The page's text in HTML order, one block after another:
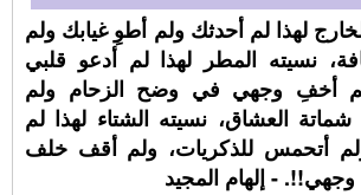
لهذا لم أحدثك ولم أطوِ غيابك ولم
نسيته المطر لهذا لم أدعو قلبي
أخفِ وجهي في وضح الزحام ولم
العشاق، نسيته الشتاء لهذا لم
أتحمس للذكريات، ولم أقف خلف
وجهي!!. - إلهام المجيد